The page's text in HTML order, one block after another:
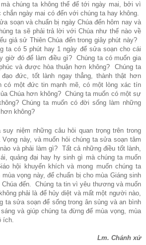
chúng ta không thể để tới ngày mai, bởi vì
chắn ngày mai có đến với chúng ta hay không.
soạn và chuẩn bị ngày Chúa đến hôm nay và
ta sẽ phải trả lời với Chúa như thế nào về
giả sử Thiên Chúa đến trong giây phút này?
ta có 5 phút hay 1 ngày để sửa soạn cho cái
giờ đó để làm điều gì? Chúng ta có muốn gia
và được hòa thuận hơn không? Chúng ta
đức, tốt lành ngay thẳng, thành thật hơn
có một đức tin mạnh mẽ, có một lòng xác tín
Chúa hơn không? Chúng ta muốn có một sự
Chúng ta muốn có đời sống làm những
không?
suy niệm những câu hỏi quan trọng trên trong
Vọng này, và muốn hỏi chúng ta sửa soạn tâm
và phải làm gì? Tất cả những điều tốt lành,
quảng đại hay hy sinh gì mà chúng ta muốn
hội khuyến khích và mong muốn chúng ta
vọng này, để chuẩn bị cho mùa Giáng sinh
Chúa đến. Chúng ta tin vì yêu thương và muốn
phải là để hủy diệt và mất một người nào,
ta sửa soạn để sống trong ân sủng và an bình
và giúp chúng ta đừng để mùa vọng, mùa
ích.
Lm. Chánh xứ